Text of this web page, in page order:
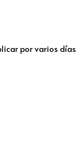
por varios días